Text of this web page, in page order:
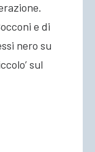
e di
nero su
sul